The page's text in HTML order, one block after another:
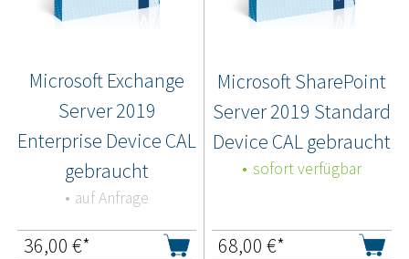
Microsoft Exchange
Server 2019
Enterprise Device CAL
gebraucht
auf Anfrage
36,00 €*
Microsoft SharePoint
Server 2019 Standard
Device CAL gebraucht
sofort verfügbar
68,00 €*